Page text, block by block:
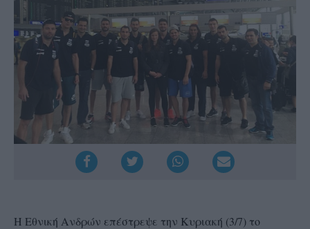
Η Εθνική Ανδρών επέστρεψε την Κυριακή (3/7) το